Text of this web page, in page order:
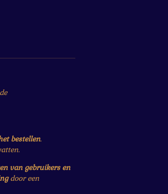
bestellen.
van gebruikers en
door een